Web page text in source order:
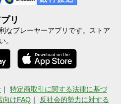
リ
なプレーヤーアプリです。ストア
。
｜ 特定商取引に関する法律に基づ
向けFAQ ｜ 反社会的勢力に対する